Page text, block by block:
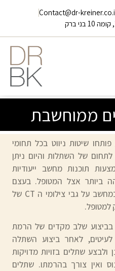
Contact@dr-
ממוחשבת
שיטות ניווט בכל תחומי
לתחום של השתלות והיום ניתן
תוכנות מחשב ייעודיות
ביותר אצל המטופל. בעצם
מבצעים "השתלה וירטואלית" במחשב על גבי צילומי ה CT של
למטופל.
שלב מקדים של הרמת
לאחר ביצוע השתלה
ולבצע שתלים בזויות מדויקות
ואין צורך בהרמתו. שתלים